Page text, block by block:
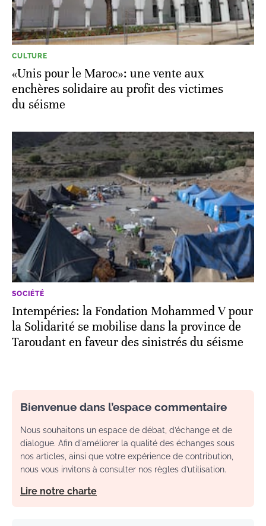
CULTURE
«Unis pour le Maroc»: une vente aux
enchères solidaire au profit des victimes
du séisme
SOCIÉTÉ
Intempéries: la Fondation Mohammed V pour
la Solidarité se mobilise dans la province de
Taroudant en faveur des sinistrés du séisme
Bienvenue dans l’espace commentaire
Nous souhaitons un espace de débat, d’échange et de
dialogue. Afin d'améliorer la qualité des échanges sous
nos articles, ainsi que votre expérience de contribution,
nous vous invitons à consulter nos règles d’utilisation.
Lire notre charte